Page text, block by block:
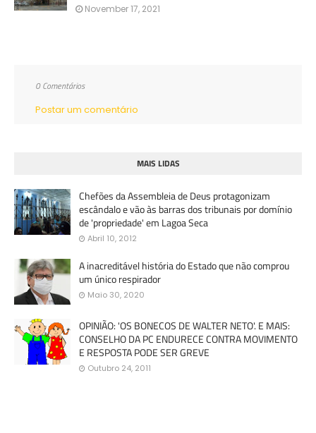
November 17, 2021
0 Comentários
Postar um comentário
MAIS LIDAS
Chefões da Assembleia de Deus protagonizam
escândalo e vão às barras dos tribunais por domínio
de 'propriedade' em Lagoa Seca
Abril 10, 2012
A inacreditável história do Estado que não comprou
um único respirador
Maio 30, 2020
OPINIÃO: 'OS BONECOS DE WALTER NETO'. E MAIS:
CONSELHO DA PC ENDURECE CONTRA MOVIMENTO
E RESPOSTA PODE SER GREVE
Outubro 24, 2011